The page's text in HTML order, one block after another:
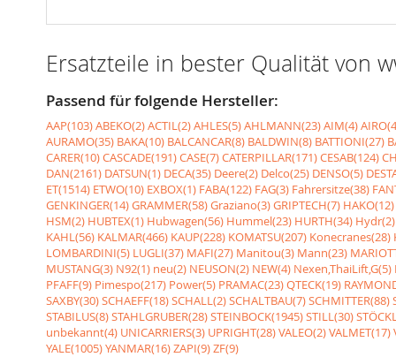
Ersatzteile in bester Qualität von
Passend für folgende Hersteller:
AAP(103)ABEKO(2)ACTIL(2)AHLES(5)AHLMANN(23)AIM(4)
AURAMO(35) BAKA(10) BALCANCAR(8) BALDWIN(8) BATTIONI(27)
CARER(10)CASCADE(191)CASE(7)CATERPILLAR(171)CESAB(124)
DAN(2161) DATSUN(1) DECA(35) Deere(2) Delco(25) DENSO(5)
ET(1514) ETWO(10) EXBOX(1) FABA(122) FAG(3) Fahrersitze(38)
GENKINGER(14)GRAMMER(58)Graziano(3)GRIPTECH(7) HAKO(12)
HSM(2) HUBTEX(1) Hubwagen(56) Hummel(23) HURTH(34) Hydr(2)
KAHL(56) KALMAR(466) KAUP(228) KOMATSU(207) Konecranes(28)
LOMBARDINI(5) LUGLI(37) MAFI(27) Manitou(3) Mann(23)
MUSTANG(3) N92(1) neu(2) NEUSON(2) NEW(4) Nexen,ThaiLift,G(5)
PFAFF(9) Pimespo(217) Power(5) PRAMAC(23)QTECK(19)
SAXBY(30)SCHAEFF(18)SCHALL(2)SCHALTBAU(7)SCHMITTER(88)
STABILUS(8)STAHLGRUBER(28)STEINBOCK(1945)STILL(30)
unbekannt(4) UNICARRIERS(3) UPRIGHT(28)VALEO(2)VALMET(17)
YALE(1005)YANMAR(16)ZAPI(9)ZF(9)